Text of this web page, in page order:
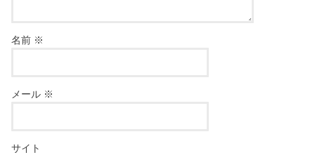
名前 ※
メール ※
サイト